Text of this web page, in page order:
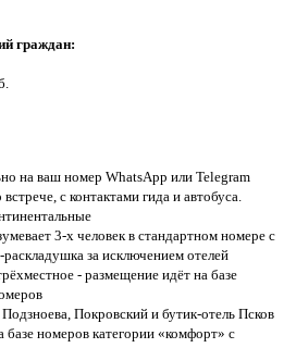
граждан:
на ваш номер WhatsApp или Telegram
с контактами гида и автобуса.
3-х человек в стандартном номере с
за исключением отелей
- размещение идёт на базе
Покровский и бутик-отель Псков
номеров категории «комфорт» с